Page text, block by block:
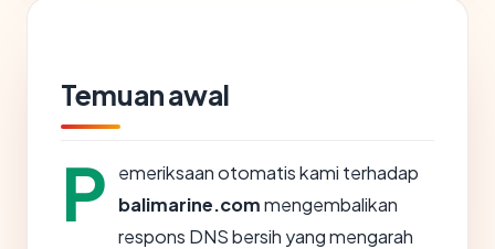
Temuan awal
P
emeriksaan otomatis kami terhadap
balimarine.commengembalikan
respons DNS bersih yang mengarah